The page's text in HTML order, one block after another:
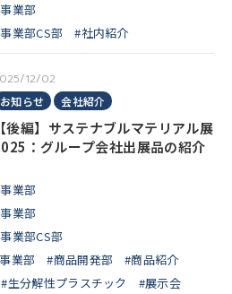
業部
業部CS部
#社内紹介
12/02
お知らせ 会社紹介
【後編】サステナブルマテリアル展
：グループ会社出展品の紹介
業部
業部
業部CS部
業部
#商品開発部
#商品紹介
#生分解性プラスチック
#展示会